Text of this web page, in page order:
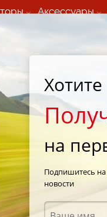
Аксессуары
Мобильный шиномонтаж 24/7
S
Хотите
на
Подпишитесь
новости